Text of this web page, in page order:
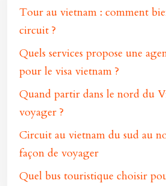
Tour au vietnam : comment
circuit ?
Quels services propose une
pour le visa vietnam ?
Quand partir dans le nord du
voyager ?
Circuit au vietnam du sud au
façon de voyager
Quel bus touristique choisir